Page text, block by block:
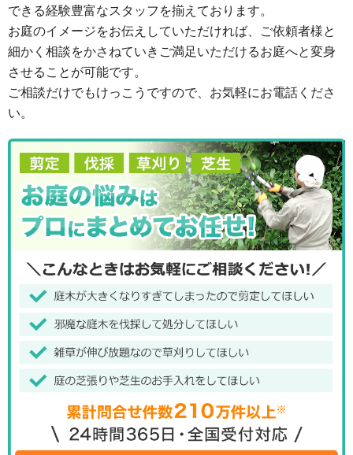
できる経験豊富なスタッフを揃えております。
お庭のイメージをお伝えしていただければ、ご依頼者様と
細かく相談をかさねていきご満足いただけるお庭へと変身
させることが可能です。
ご相談だけでもけっこうですので、お気軽にお電話くださ
い。